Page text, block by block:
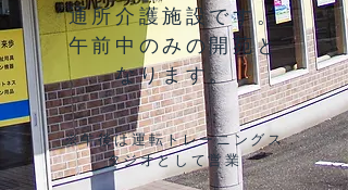
​通所介護施設です。
午前中のみの開苑と
なります。
​※午後は運転トレーニングス
タジオとして営業